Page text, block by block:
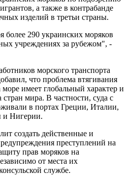
а также в контрабанде
изделий в третьи страны.
более 290 украинских моряков
учреждениях за рубежом", -
морского транспорта
что проблема втягивания
имеет глобальный характер и
мира. В частности, суда с
в портах Греции, Италии,
Нигерии.
создать действенные и
преступлений на
прав моряков на
от места их
службе.